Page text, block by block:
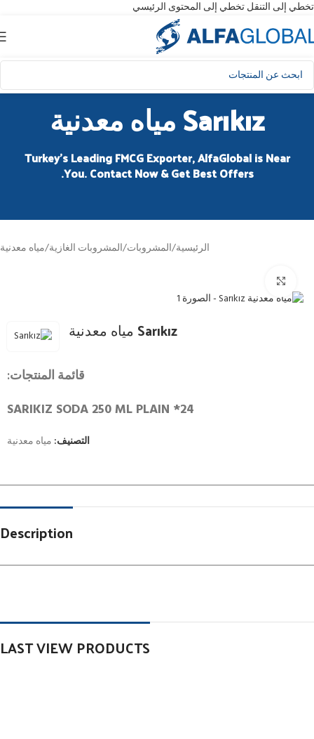
تخطي إلى التنقلتخطي إلى المحتوى الرئيسي
Sarıkız مياه معدنية
Turkey’s Leading FMCG Exporter, AlfaGlobal is Near
You. Contact Now & Get Best Offers.
الرئيسية/المشروبات/المشروبات الغازية/مياه معدنية
Sarıkız مياه معدنية
قائمة المنتجات:
SARIKIZ SODA 250 ML PLAIN *24
التصنيف: مياه معدنية
Description
LAST VIEW PRODUCTS